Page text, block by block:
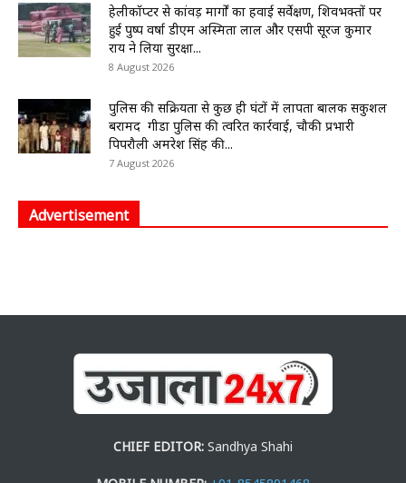
हेलीकॉप्टर से कांवड़ मार्गों का हवाई सर्वेक्षण, शिवभक्तों पर
हुई पुष्प वर्षा डीएम अस्मिता लाल और एसपी सूरज कुमार
राय ने लिया सुरक्षा...
8 August 2026
पुलिस की सक्रियता से कुछ ही घंटों में लापता बालक सकुशल
बरामद गीडा पुलिस की त्वरित कार्रवाई, चौकी प्रभारी
पिपरौली अमरेश सिंह की...
7 August 2026
Advertisement
CHIEF EDITOR: Sandhya Shahi